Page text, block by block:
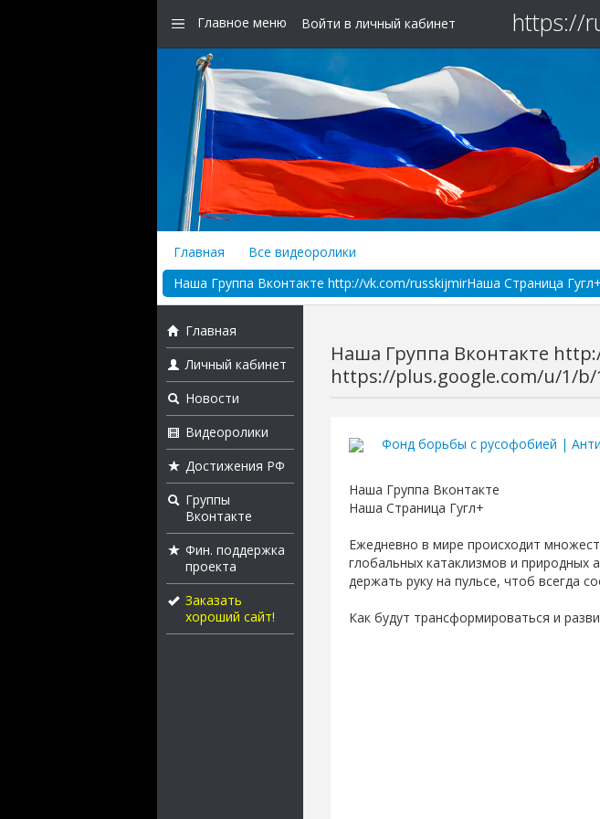
Главное меню Войти в личный кабинет https://
Главная
Все видеоролики
Наша Группа Вконтакте http://vk.com/russkijmirНаша Страница
Главная
Личный кабинет
Новости
Видеоролики
Достижения РФ
Группы
Вконтакте
Фин. поддержка
проекта
Заказать
хороший сайт!
Наша Группа Вконтакте
https://plus.google.com/u/1/b/
Фонд борьбы с русофобией |
Наша Группа Вконтакте
Наша Страница Гугл+
Ежедневно в мире происходит
глобальных катаклизмов и
держать руку на пульсе, чтоб всегда
Как будут трансформироваться и